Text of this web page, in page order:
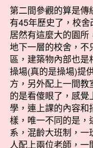
第二間參觀的算是
有45年歷史了，校
居然有這麼大的園所
地下一層的校舍，不
區，建築物內部也
操場(真的是操場)提
方，另外配上一間
的是看傻眼了，感
學，連上課的內容
樣，唯一不同的是
系，混齡大班制，
人配上兩位老師，